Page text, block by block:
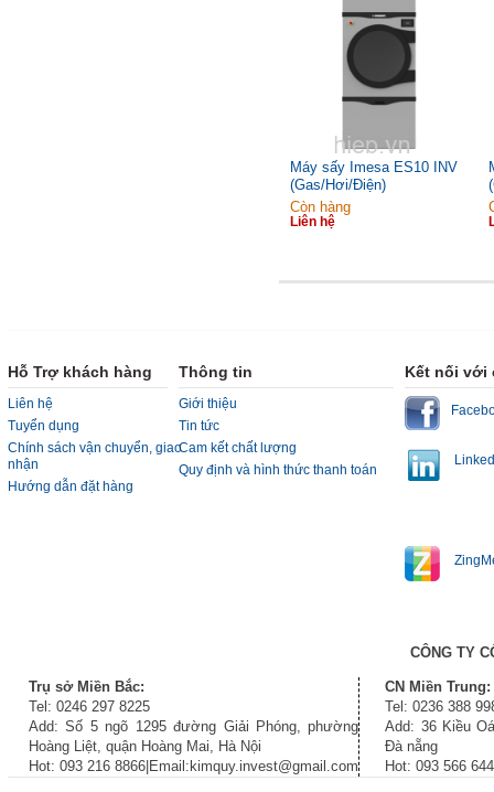
Máy sấy Imesa ES10 INV
(Gas/Hơi/Điện)
Còn hàng
Liên hệ
Hỗ Trợ khách hàng
Liên hệ
Tuyển dụng
Chính sách vận chuyển, giao
nhận
Hướng dẫn đặt hàng
Thông tin
Giới thiệu
Tin tức
Cam kết chất lượng
Quy định và hình thức thanh toán
Kết nối với
CÔNG TY
Trụ sở Miền Bắc:
Tel: 0246 297 8225
Add: Số 5 ngõ 1295 đường Giải Phóng, phường
Hoàng Liệt, quận Hoàng Mai, Hà Nội
Hot: 093 216 8866|Email:kimquy.invest@gmail.com
CN Miền Trung:
Tel: 0236 388
Add: 36 Kiều
Đà nẵng
Hot: 093 566